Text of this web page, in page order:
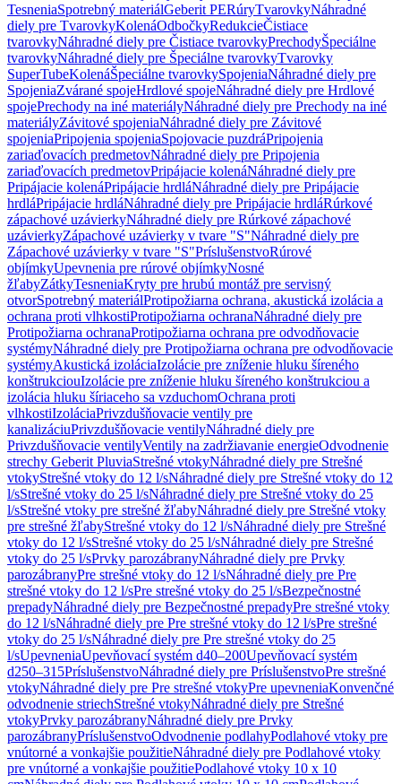
TesneniaSpotrebný materiálGeberit PERúryTvarovkyNáhradné
diely pre TvarovkyKolenáOdbočkyRedukcieČistiace
tvarovkyNáhradné diely pre Čistiace tvarovkyPrechodyŠpeciálne
tvarovkyNáhradné diely pre Špeciálne tvarovkyTvarovky
SuperTubeKolenáŠpeciálne tvarovkySpojeniaNáhradné diely pre
SpojeniaZvárané spojeHrdlové spojeNáhradné diely pre Hrdlové
spojePrechody na iné materiályNáhradné diely pre Prechody na iné
materiályZávitové spojeniaNáhradné diely pre Závitové
spojeniaPripojenia spojeniaSpojovacie puzdráPripojenia
zariaďovacích predmetovNáhradné diely pre Pripojenia
zariaďovacích predmetovPripájacie kolenáNáhradné diely pre
Pripájacie kolenáPripájacie hrdláNáhradné diely pre Pripájacie
hrdláPripájacie hrdláNáhradné diely pre Pripájacie hrdláRúrkové
zápachové uzávierkyNáhradné diely pre Rúrkové zápachové
uzávierkyZápachové uzávierky v tvare "S"Náhradné diely pre
Zápachové uzávierky v tvare "S"PríslušenstvoRúrové
objímkyUpevnenia pre rúrové objímkyNosné
žľabyZátkyTesneniaKryty pre hrubú montáž pre servisný
otvorSpotrebný materiálProtipožiarna ochrana, akustická izolácia a
ochrana proti vlhkostiProtipožiarna ochranaNáhradné diely pre
Protipožiarna ochranaProtipožiarna ochrana pre odvodňovacie
systémyNáhradné diely pre Protipožiarna ochrana pre odvodňovacie
systémyAkustická izoláciaIzolácie pre zníženie hluku šíreného
konštrukciouIzolácie pre zníženie hluku šíreného konštrukciou a
izolácia hluku šíriaceho sa vzduchomOchrana proti
vlhkostiIzoláciaPrivzdušňovacie ventily pre
kanalizáciuPrivzdušňovacie ventilyNáhradné diely pre
Privzdušňovacie ventilyVentily na zadržiavanie energieOdvodnenie
strechy Geberit PluviaStrešné vtokyNáhradné diely pre Strešné
vtokyStrešné vtoky do 12 l/sNáhradné diely pre Strešné vtoky do 12
l/sStrešné vtoky do 25 l/sNáhradné diely pre Strešné vtoky do 25
l/sStrešné vtoky pre strešné žľabyNáhradné diely pre Strešné vtoky
pre strešné žľabyStrešné vtoky do 12 l/sNáhradné diely pre Strešné
vtoky do 12 l/sStrešné vtoky do 25 l/sNáhradné diely pre Strešné
vtoky do 25 l/sPrvky parozábranyNáhradné diely pre Prvky
parozábranyPre strešné vtoky do 12 l/sNáhradné diely pre Pre
strešné vtoky do 12 l/sPre strešné vtoky do 25 l/sBezpečnostné
prepadyNáhradné diely pre Bezpečnostné prepadyPre strešné vtoky
do 12 l/sNáhradné diely pre Pre strešné vtoky do 12 l/sPre strešné
vtoky do 25 l/sNáhradné diely pre Pre strešné vtoky do 25
l/sUpevneniaUpevňovací systém d40–200Upevňovací systém
d250–315PríslušenstvoNáhradné diely pre PríslušenstvoPre strešné
vtokyNáhradné diely pre Pre strešné vtokyPre upevneniaKonvenčné
odvodnenie striechStrešné vtokyNáhradné diely pre Strešné
vtokyPrvky parozábranyNáhradné diely pre Prvky
parozábranyPríslušenstvoOdvodnenie podlahyPodlahové vtoky pre
vnútorné a vonkajšie použitieNáhradné diely pre Podlahové vtoky
pre vnútorné a vonkajšie použitiePodlahové vtoky 10 x 10